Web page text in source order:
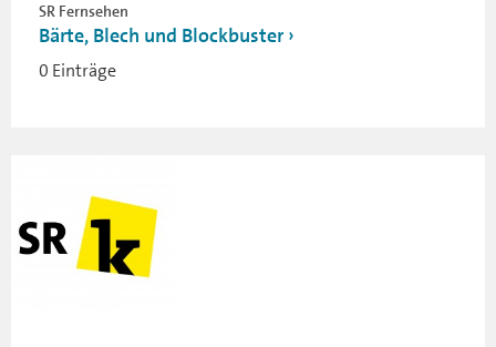
SR Fernsehen
Bärte, Blech und Blockbuster
0 Einträge